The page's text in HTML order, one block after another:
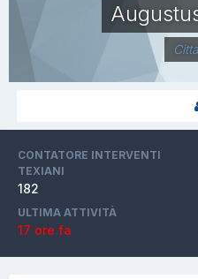
CONTATORE INTERVENTI
TEXIANI
182
ULTIMA ATTIVITÀ
17 ore fa